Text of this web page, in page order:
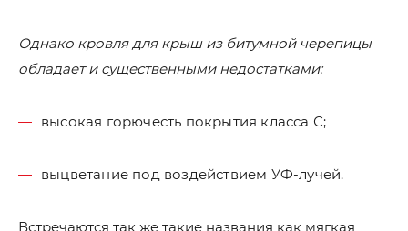
Однако кровля для крыш из битумной черепицы
обладает и существенными недостатками:
высокая горючесть покрытия класса С;
выцветание под воздействием УФ-лучей.
Встречаются так же такие названия как мягкая